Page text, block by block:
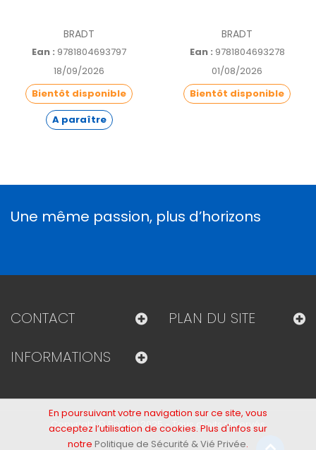
BRADT
Ean : 9781804693797
18/09/2026
Bientôt disponible
A paraître
BRADT
Ean : 9781804693278
01/08/2026
Bientôt disponible
Une même passion, plus d’horizons
CONTACT
PLAN DU SITE
INFORMATIONS
Copyright © Boréal 2025 - Tous droits réservés
En poursuivant votre navigation sur ce site, vous
acceptez l’utilisation de cookies. Plus d'infos sur
notre Politique de Sécurité & Vié Privée.